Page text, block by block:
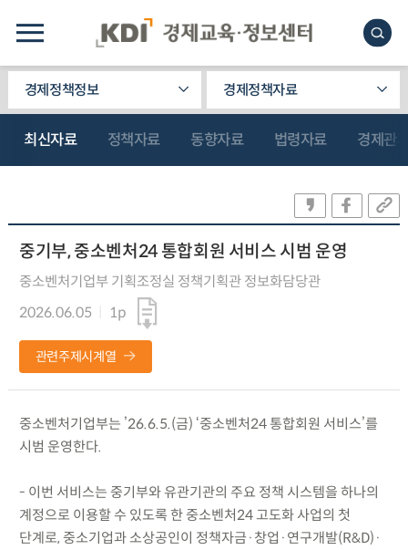
경제정책정보 경제정책자료
최신자료 정책자료 동향자료 법령자료 경제관
중기부, 중소벤처24 통합회원 서비스 시범 운영
중소벤처기업부 기획조정실 정책기획관 정보화담당관
2026.06.05
1p
관련주제시계열
중소벤처기업부는 ’26.6.5.(금) ‘중소벤처24 통합회원 서비스’를
시범 운영한다.
- 이번 서비스는 중기부와 유관기관의 주요 정책 시스템을 하나의
계정으로 이용할 수 있도록 한 중소벤처24 고도화 사업의 첫
단계로, 중소기업과 소상공인이 정책자금·창업·연구개발(R&D)·